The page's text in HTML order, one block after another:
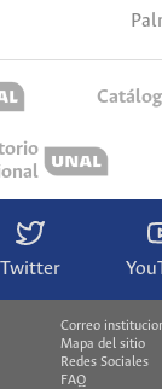
Twitter
Correo
Mapa del sitio
Redes Sociales
FAQ